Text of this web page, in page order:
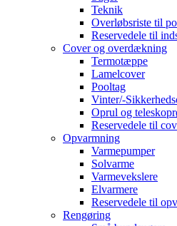
Teknik
Overløbsriste til
Reservedele til
Cover og overdækning
Termotæppe
Lamelcover
Pooltag
Vinter/-
Oprul og
Reservedele til
Opvarmning
Varmepumper
Solvarme
Varmevekslere
Elvarmere
Reservedele til
Rengøring